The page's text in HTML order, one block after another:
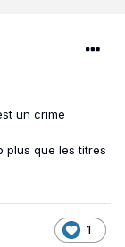
un crime
plus que les titres
1